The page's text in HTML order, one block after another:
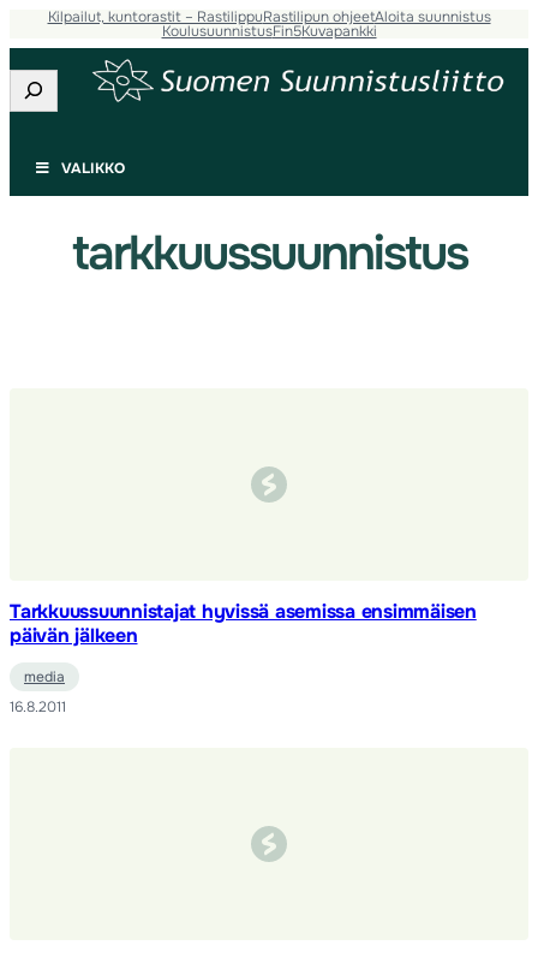
Siirry
sisältöön
Kilpailut, kuntorastit – RastilippuRastilipun ohjeetAloita suunnistus
KoulusuunnistusFin5Kuvapankki
Etsi
VALIKKO
tarkkuussuunnistus
Tarkkuussuunnistajat hyvissä asemissa ensimmäisen
päivän jälkeen
media
16.8.2011